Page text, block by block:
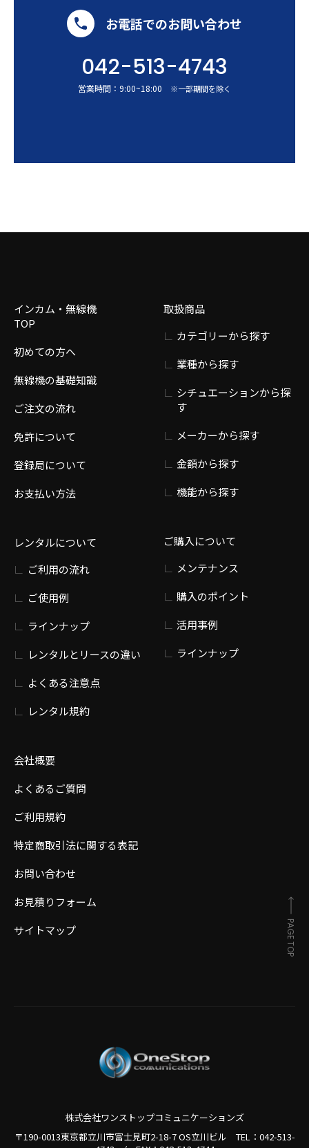
お電話でのお問い合わせ
042-513-4743
営業時間： 9:00~18:00 ※一部期間を除く
インカム・無線機
TOP
初めての方へ
無線機の基礎知識
ご注文の流れ
免許について
登録局について
お支払い方法
レンタルについて
ご利用の流れ
ご使用例
ラインナップ
レンタルとリースの違い
よくある注意点
レンタル規約
会社概要
よくあるご質問
ご利用規約
特定商取引法に関する表記
お問い合わせ
お見積りフォーム
サイトマップ
取扱商品
カテゴリーから探す
業種から探す
シチュエーションから探
す
メーカーから探す
金額から探す
機能から探す
ご購入について
メンテナンス
購入のポイント
活用事例
ラインナップ
株式会社ワンストップコミュニケーションズ
〒190-0013東京都立川市富士見町2-18-7 OS立川ビル TEL： 042-513-
PAGE TOP